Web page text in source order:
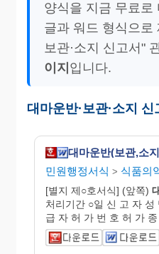
양식을 지금 무료로
글과 워드 형식으로
보관·소지 신고서"
이지 입니다.
대마운반·보관·소지
대마운반(보관,소
민원행정서식 > 식품의
[별지 제○호서식] (앞쪽)
처리기간 ○일 신 고 자 성
급 자 허 가 번 호 허 가 종